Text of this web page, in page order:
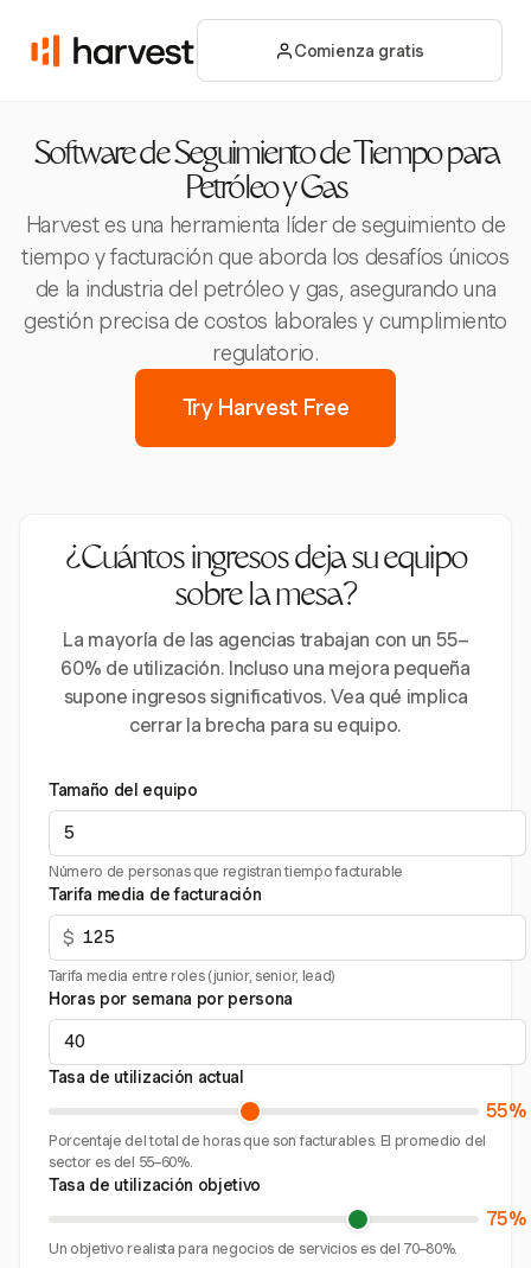
Comienza gratis
Software de Seguimiento de Tiempo para
Petróleo y Gas
Harvest es una herramienta líder de seguimiento de
tiempo y facturación que aborda los desafíos únicos
de la industria del petróleo y gas, asegurando una
gestión precisa de costos laborales y cumplimiento
regulatorio.
Try Harvest Free
¿Cuántos ingresos deja su equipo
sobre la mesa?
La mayoría de las agencias trabajan con un 55–
60% de utilización. Incluso una mejora pequeña
supone ingresos significativos. Vea qué implica
cerrar la brecha para su equipo.
Tamaño del equipo
Número de personas que registran tiempo facturable
Tarifa media de facturación
$
Tarifa media entre roles (junior, senior, lead)
Horas por semana por persona
Tasa de utilización actual
55%
Porcentaje del total de horas que son facturables. El promedio del
sector es del 55–60%.
Tasa de utilización objetivo
75%
Un objetivo realista para negocios de servicios es del 70–80%.